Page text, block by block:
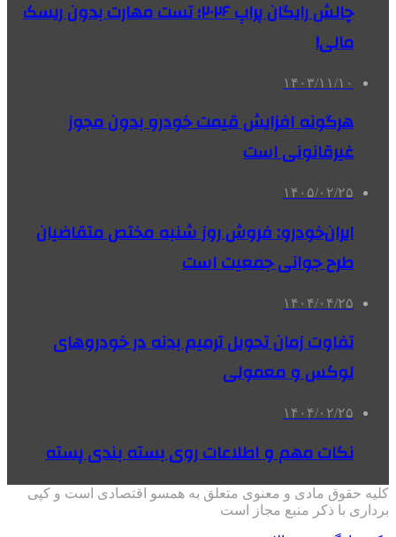
چالش رایگان پراپ ۲۰۲۶؛ تست مهارت بدون ریسک
مالی!
۱۴۰۳/۱۱/۱۰
هرگونه افزایش قیمت خودرو بدون مجوز
غیرقانونی است
۱۴۰۵/۰۲/۲۵
ایران‌خودرو: فروش روز شنبه مختص متقاضیان
طرح جوانی جمعیت است
۱۴۰۴/۰۴/۲۵
تفاوت زمان تحویل ترمیم بدنه در خودروهای
لوکس و معمولی
۱۴۰۴/۰۲/۲۵
نکات مهم و اطلاعات روی بسته بندی پسته
کلیه حقوق مادی و معنوی متعلق به همسو اقتصادی است و کپی
برداری با ذکر منبع مجاز است